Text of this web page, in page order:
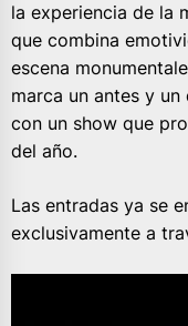
la experiencia de la
que combina
escena
marca un antes y
con un show que
del año.
Las entradas ya se
exclusivamente a